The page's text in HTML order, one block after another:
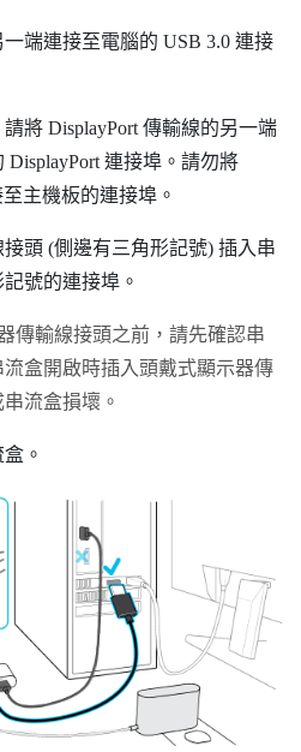
端連接至電腦的 USB 3.0 連接
請將 DisplayPort傳輸線的另一端
DisplayPort連接埠。請勿將
主機板的連接埠。
頭 (側邊有三角形記號) 插入串
號的連接埠。
傳輸線接頭之前，請先確認串
盒開啟時插入頭戴式顯示器傳
流盒損壞。
。